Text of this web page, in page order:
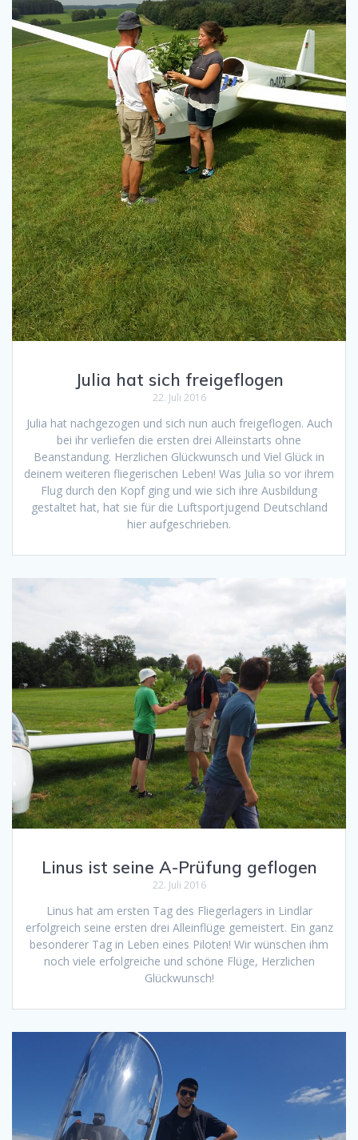
Julia hat sich freigeflogen
22. Juli 2016
Julia hat nachgezogen und sich nun auch freigeflogen. Auch
bei ihr verliefen die ersten drei Alleinstarts ohne
Beanstandung. Herzlichen Glückwunsch und Viel Glück in
deinem weiteren fliegerischen Leben! Was Julia so vor ihrem
Flug durch den Kopf ging und wie sich ihre Ausbildung
gestaltet hat, hat sie für die Luftsportjugend Deutschland
hier aufgeschrieben.
Linus ist seine A-Prüfung geflogen
22. Juli 2016
Linus hat am ersten Tag des Fliegerlagers in Lindlar
erfolgreich seine ersten drei Alleinflüge gemeistert. Ein ganz
besonderer Tag in Leben eines Piloten! Wir wünschen ihm
noch viele erfolgreiche und schöne Flüge, Herzlichen
Glückwunsch!